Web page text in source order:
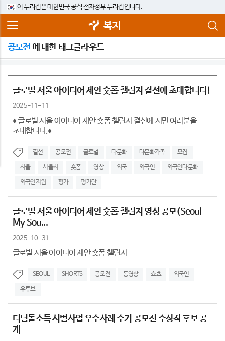
이 누리집은 대한민국 공식 전자정부 누리집입니다.
복지
공모전 에 대한 태그클라우드
글로벌 서울 아이디어 제안 숏폼 챌린지 결선에 초대합니다!
2025-11-11
♦ 글로벌 서울 아이디어 제안 숏폼 챌린지 결선에 시민 여러분을
초대합니다.♦
결선 공모전 글로벌 다문화 다문화가족 모집
서울 서울시 숏폼 영상 외국 외국인 외국인다문화
외국인지원 평가 평가단
글로벌 서울 아이디어 제안 숏폼 챌린지 영상 공모(Seoul
My Sou...
2025-10-31
글로벌 서울 아이디어 제안 숏폼 챌린지
SEOUL SHORTS 공모전 동영상 쇼츠 외국인
유튜브
디딤돌소득 시범사업 우수사례 수기 공모전 수상작 후보 공
개